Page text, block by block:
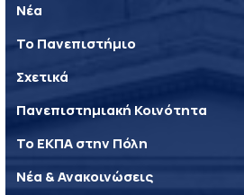
Νέα
Το Πανεπιστήμιο
Σχετικά
Πανεπιστημιακή Κοινότητα
Το ΕΚΠΑ στην Πόλη
Νέα & Ανακοινώσεις